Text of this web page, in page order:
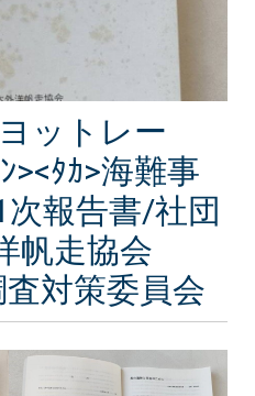
ットレー
><ﾀｶ>海難事
報告書/社団
帆走協会
対策委員会